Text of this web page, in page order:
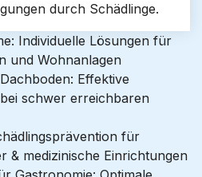
durch Schädlinge.
Individuelle Lösungen für
und Wohnanlagen
Effektive
schwer erreichbaren
für
& medizinische Einrichtungen